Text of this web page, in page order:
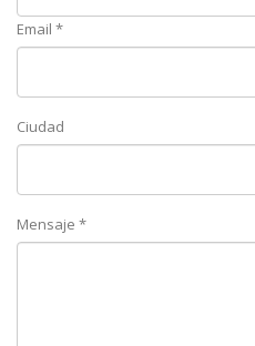
Email *
Ciudad
Mensaje *